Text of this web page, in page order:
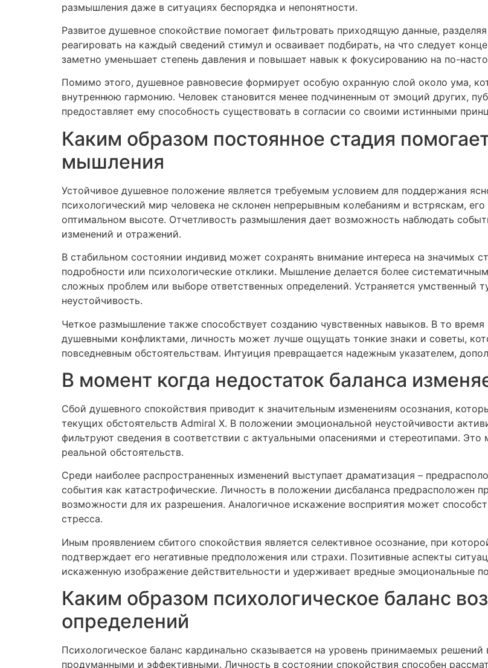
размышления даже в ситуациях беспорядка и непонятности.
Развитое душевное спокойствие помогает фильтровать приходящую данные,
реагировать на каждый сведений стимул и осваивает подбирать, на что следует
заметно уменьшает степень давления и повышает навык к фокусированию на по-
Помимо этого, душевное равновесие формирует особую охранную слой около ума,
внутреннюю гармонию. Человек становится менее подчиненным от эмоций других,
предоставляет ему способность существовать в согласии со своими истинными
Каким образом постоянное стадия
мышления
Устойчивое душевное положение является требуемым условием для поддержания
психологический мир человека не склонен непрерывным колебаниям и встряскам,
оптимальном высоте. Отчетливость размышления дает возможность наблюдать
изменений и отражений.
В стабильном состоянии индивид может сохранять внимание интереса на значимых
подробности или психологические отклики. Мышление делается более
сложных проблем или выборе ответственных определений. Устраняется умственный
неустойчивость.
Четкое размышление также способствует созданию чувственных навыков. В то
душевными конфликтами, личность может лучше ощущать тонкие знаки и советы,
повседневным обстоятельствам. Интуиция превращается надежным указателем,
В момент когда недостаток баланса
Сбой душевного спокойствия приводит к значительным изменениям осознания,
текущих обстоятельств Admiral X. В положении эмоциональной неустойчивости
фильтруют сведения в соответствии с актуальными опасениями и стереотипами.
реальной обстоятельств.
Среди наиболее распространенных изменений выступает драматизация –
события как катастрофические. Личность в положении дисбаланса предрасположен
возможности для их разрешения. Аналогичное искажение восприятия может
стресса.
Иным проявлением сбитого спокойствия является селективное осознание, при
подтверждает его негативные предположения или страхи. Позитивные аспекты
искаженную изображение действительности и удерживает вредные эмоциональные
Каким образом психологическое баланс
определений
Психологическое баланс кардинально сказывается на уровень принимаемых
продуманными и эффективными. Личность в состоянии спокойствия способен